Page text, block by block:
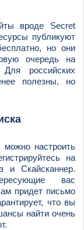
вроде Secret
публикуют
но они
очередь на
российских
полезны, но
настроить
на
и Скайсканнер.
вас
придет письмо
что вы
найти очень